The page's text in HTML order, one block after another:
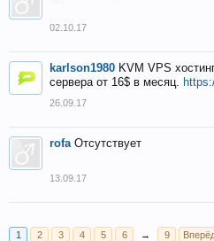
02.10.17
karlson1980 KVM VPS
сервера от 16$ в месяц.
26.09.17
rofa Отсутствует
13.09.17
1 2 3 4 5 6 → 9